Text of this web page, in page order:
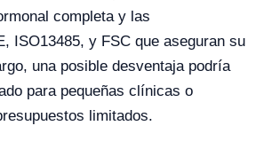
completa y las
ISO13485, y FSC que aseguran su
una posible desventaja podría
para pequeñas clínicas o
limitados.